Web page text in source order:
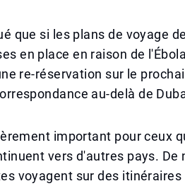
que si les plans de voyage
en place en raison de
re-réservation sur le
au-delà de
important pour ceux
vers d'autres pays. De
voyagent sur des